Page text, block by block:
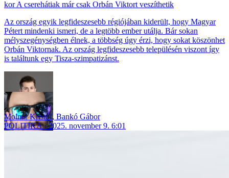
A cserehátiak már csak Orbán Viktort veszíthetik
Az ország egyik legfideszesebb régiójában kiderült, hogy Magyar
Pétert mindenki ismeri, de a legtöbb ember utálja. Bár sokan
mélyszegénységben élnek, a többség úgy érzi, hogy sokat köszönhet
Orbán Viktornak. Az ország legfideszesebb településén viszont így
is találtunk egy Tisza-szimpatizánst.
Molnár Kristóf, Bankó Gábor
POLITIKA
2025. november 9. 6:01